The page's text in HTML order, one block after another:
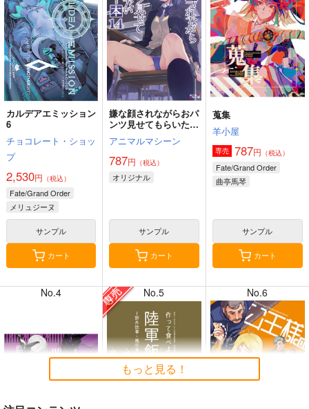
8月4日掲載 8月4日掲載
8月3日掲載 8月3日掲載
8月2日掲載
7月31日掲載 7月31日掲載
7月30日掲載
カルデアエミッション
6
チョコレート・ショッ
プ
2,530円 （税込）
Fate/Grand Order
メリュジーヌ
サンプル
カート
嫌な顔されながらおパ
ンツ見せてもらいたい
本14
アニマルマシーン
787円 （税込）
オリジナル
サンプル
カート
蒐集
羊小屋
専売 787円 （税込）
Fate/Grand Order
曲亭馬琴
サンプル
カート
No.4 No.5 No.6
もっと見る！